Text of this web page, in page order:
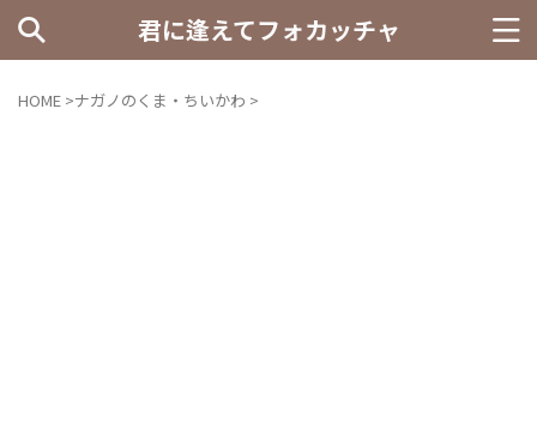
君に逢えてフォカッチャ
HOME >ナガノのくま・ちいかわ >